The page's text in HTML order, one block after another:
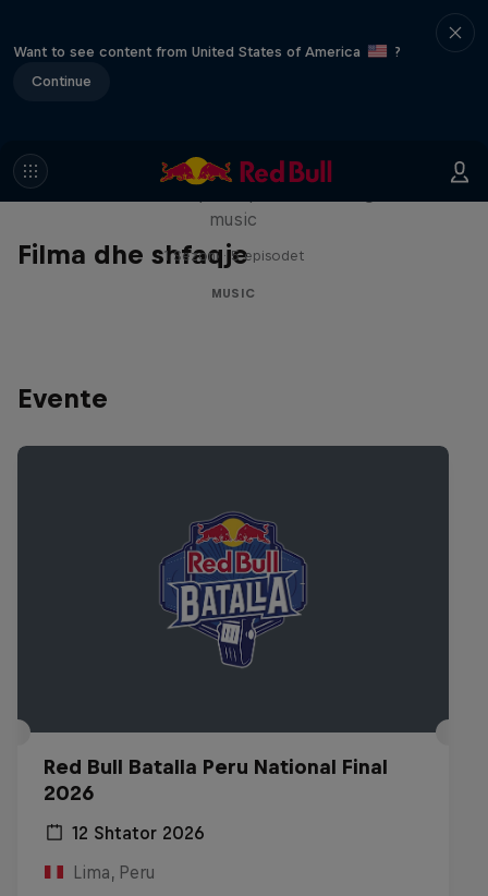
Want to see content from United States of America
?
Continue
Filma dhe shfaqje
Diggin' in the Carts
music
1 Sezoni · 5 episodet
MUSIC
Evente
Red Bull Batalla Peru National Final
2026
12 Shtator 2026
Lima, Peru